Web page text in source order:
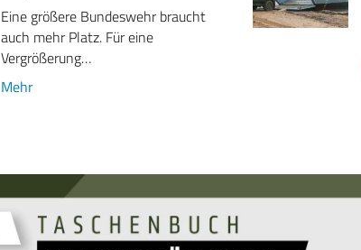
Eine größere Bundeswehr braucht
auch mehr Platz. Für eine
Vergrößerung…
Mehr